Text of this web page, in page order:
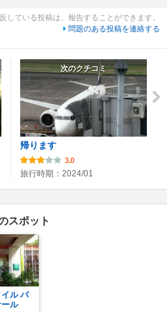
している投稿は、報告することができます。
問題のある投稿を連絡する
次のクチコミ
帰ります
3.0
旅行時期：2024/01
スポット
ル バ
ール